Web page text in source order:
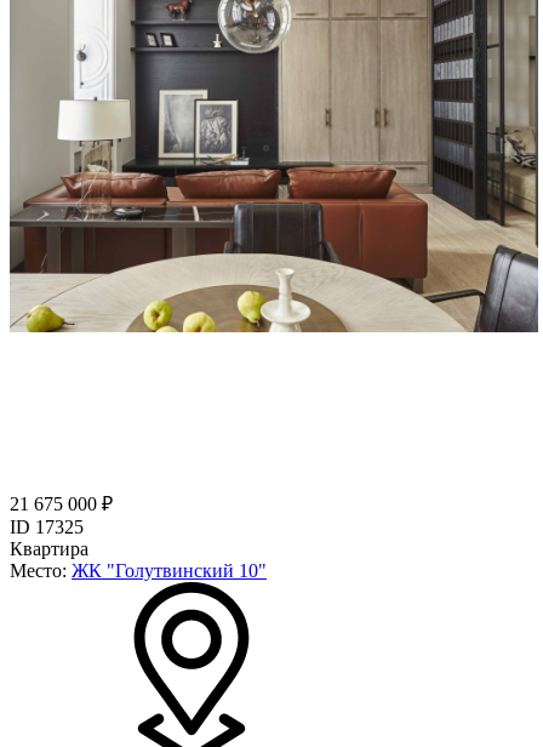
21 675 000 ₽
ID 17325
Квартира
Место: ЖК "Голутвинский 10"